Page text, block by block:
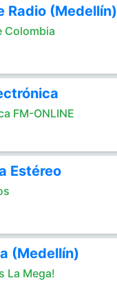
Radio (Medellín)
Colombia
FM-ONLINE
Estéreo
(Medellín)
La Mega!